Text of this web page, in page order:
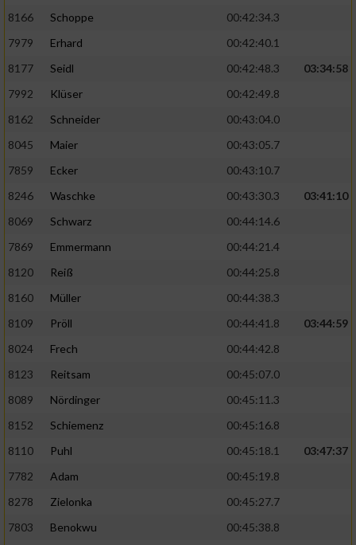
8166
Schoppe
00:42:34.3
7979
Erhard
00:42:40.1
8177
Seidl 00:42:48.3
03:34:58
7992
Klüser
00:42:49.8
8162
Schneider
00:43:04.0
8045
Maier
00:43:05.7
7859
Ecker
00:43:10.7
8246
Waschke 00:43:30.3
03:41:10
8069
Schwarz
00:44:14.6
7869
Emmermann
00:44:21.4
8120
Reiß
00:44:25.8
8160
Müller
00:44:38.3
8109
Pröll 00:44:41.8
03:44:59
8024
Frech
00:44:42.8
8123
Reitsam
00:45:07.0
8089
Nördinger
00:45:11.3
8152
Schiemenz
00:45:16.8
8110
Puhl 00:45:18.1
03:47:37
7782
Adam
00:45:19.8
8278
Zielonka
00:45:27.7
7803
Benokwu
00:45:38.8